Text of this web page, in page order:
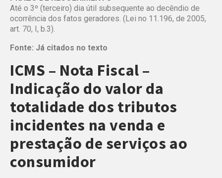
Até o 3º (terceiro) dia útil subsequente ao decêndio de
ocorrência dos fatos geradores. (Lei no 11.196, de 2005,
art. 70, I, b.3).
Fonte: Já citados no texto
ICMS – Nota Fiscal –
Indicação do valor da
totalidade dos tributos
incidentes na venda e
prestação de serviços ao
consumidor